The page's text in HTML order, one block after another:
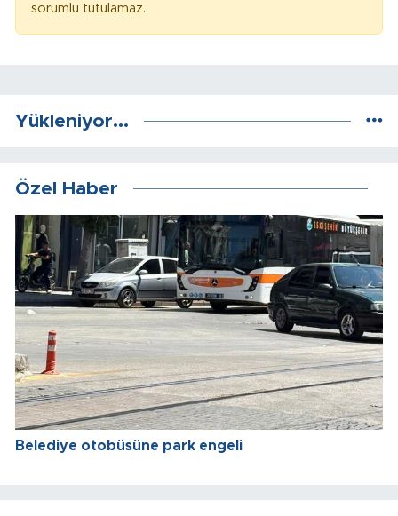
sorumlu tutulamaz.
Yükleniyor...
Özel Haber
Belediye otobüsüne park engeli